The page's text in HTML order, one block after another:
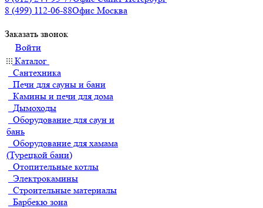
8 (499) 112-06-88Офис Москва
Заказать звонок
Войти
Каталог
Сантехника
Печи для сауны и бани
Камины и печи для дома
Дымоходы
Оборудование для саун и
бань
Оборудование для хамама
(Турецкой бани)
Отопительные котлы
Электрокамины
Строительные материалы
Барбекю зона